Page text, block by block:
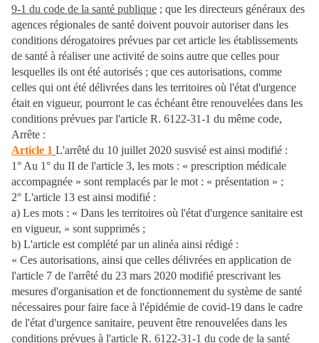
9-1 du code de la santé publique ; que les directeurs généraux des
agences régionales de santé doivent pouvoir autoriser dans les
conditions dérogatoires prévues par cet article les établissements
de santé à réaliser une activité de soins autre que celles pour
lesquelles ils ont été autorisés ; que ces autorisations, comme
celles qui ont été délivrées dans les territoires où l'état d'urgence
était en vigueur, pourront le cas échéant être renouvelées dans les
conditions prévues par l'article R. 6122-31-1 du même code,
Arrête :
Article 1 L'arrêté du 10 juillet 2020 susvisé est ainsi modifié :
1° Au 1° du II de l'article 3, les mots : « prescription médicale
accompagnée » sont remplacés par le mot : « présentation » ;
2° L'article 13 est ainsi modifié :
a) Les mots : « Dans les territoires où l'état d'urgence sanitaire est
en vigueur, » sont supprimés ;
b) L'article est complété par un alinéa ainsi rédigé :
« Ces autorisations, ainsi que celles délivrées en application de
l'article 7 de l'arrêté du 23 mars 2020 modifié prescrivant les
mesures d'organisation et de fonctionnement du système de santé
nécessaires pour faire face à l'épidémie de covid-19 dans le cadre
de l'état d'urgence sanitaire, peuvent être renouvelées dans les
conditions prévues à l'article R. 6122-31-1 du code de la santé